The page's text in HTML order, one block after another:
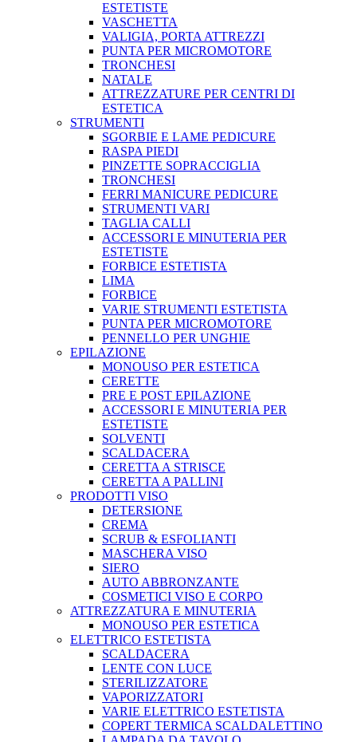
ESTETISTE
VASCHETTA
VALIGIA, PORTA ATTREZZI
PUNTA PER MICROMOTORE
TRONCHESI
NATALE
ATTREZZATURE PER CENTRI DI
ESTETICA
STRUMENTI
SGORBIE E LAME PEDICURE
RASPA PIEDI
PINZETTE SOPRACCIGLIA
TRONCHESI
FERRI MANICURE PEDICURE
STRUMENTI VARI
TAGLIA CALLI
ACCESSORI E MINUTERIA PER
ESTETISTE
FORBICE ESTETISTA
LIMA
FORBICE
VARIE STRUMENTI ESTETISTA
PUNTA PER MICROMOTORE
PENNELLO PER UNGHIE
EPILAZIONE
MONOUSO PER ESTETICA
CERETTE
PRE E POST EPILAZIONE
ACCESSORI E MINUTERIA PER
ESTETISTE
SOLVENTI
SCALDACERA
CERETTA A STRISCE
CERETTA A PALLINI
PRODOTTI VISO
DETERSIONE
CREMA
SCRUB & ESFOLIANTI
MASCHERA VISO
SIERO
AUTO ABBRONZANTE
COSMETICI VISO E CORPO
ATTREZZATURA E MINUTERIA
MONOUSO PER ESTETICA
ELETTRICO ESTETISTA
SCALDACERA
LENTE CON LUCE
STERILIZZATORE
VAPORIZZATORI
VARIE ELETTRICO ESTETISTA
COPERT TERMICA SCALDALETTINO